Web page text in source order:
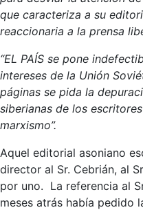
que caracteriza a su
reaccionaria a la prensa
“EL PAÍS se pone
intereses de la Unión
páginas se pida la
siberianas de los
marxismo”.
Aquel editorial asoniano
director al Sr. Cebrián, al
por uno. La referencia al
meses atrás había pedido